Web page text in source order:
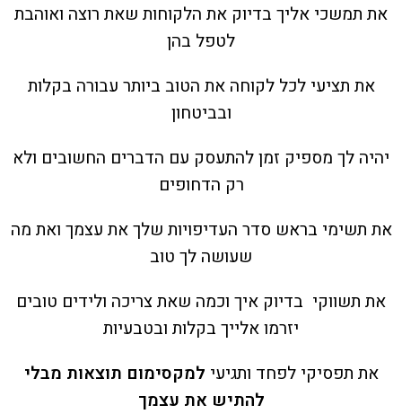
את תמשכי אליך בדיוק את הלקוחות שאת רוצה ואוהבת
לטפל בהן
את תציעי לכל לקוחה את הטוב ביותר עבורה בקלות
ובביטחון
יהיה לך מספיק זמן להתעסק עם הדברים החשובים ולא
רק הדחופים
את תשימי בראש סדר העדיפויות שלך את עצמך ואת מה
שעושה לך טוב
את תשווקי בדיוק איך וכמה שאת צריכה ולידים טובים
יזרמו אלייך בקלות ובטבעיות
את תפסיקי לפחד ותגיעי למקסימום תוצאות מבלי
להתיש את עצמך